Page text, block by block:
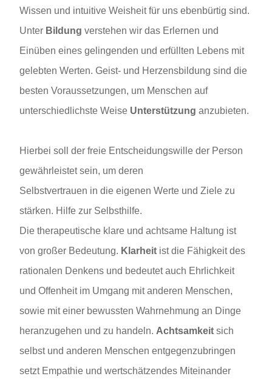
Wissen und intuitive Weisheit für uns ebenbürtig sind.
Unter Bildung verstehen wir das Erlernen und
Einüben eines gelingenden und erfüllten Lebens mit
gelebten Werten. Geist- und Herzensbildung sind die
besten Voraussetzungen, um Menschen auf
unterschiedlichste Weise Unterstützung anzubieten.
Hierbei soll der freie Entscheidungswille der Person
gewährleistet sein, um deren
Selbstvertrauen in die eigenen Werte und Ziele zu
stärken. Hilfe zur Selbsthilfe.
Die therapeutische klare und achtsame Haltung ist
von großer Bedeutung. Klarheit ist die Fähigkeit des
rationalen Denkens und bedeutet auch Ehrlichkeit
und Offenheit im Umgang mit anderen Menschen,
sowie mit einer bewussten Wahrnehmung an Dinge
heranzugehen und zu handeln. Achtsamkeit sich
selbst und anderen Menschen entgegenzubringen
setzt Empathie und wertschätzendes Miteinander